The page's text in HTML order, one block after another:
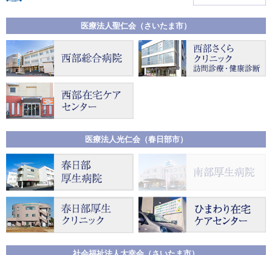
医療法人聖仁会（さいたま市）
医療法人光仁会（春日部市）